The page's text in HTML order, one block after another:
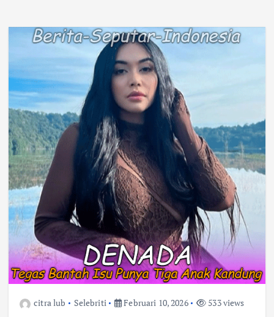
citra lub Selebriti Februari 10, 2026 533 views